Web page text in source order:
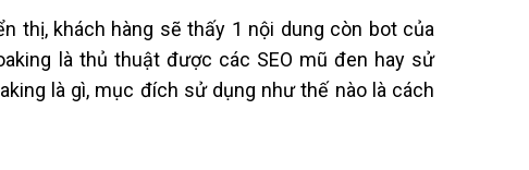
thị, khách hàng sẽ thấy 1 nội dung còn bot của
là thủ thuật được các SEO mũ đen hay sử
là gì, mục đích sử dụng như thế nào là cách